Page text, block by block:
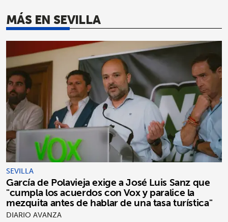
MÁS EN SEVILLA
SEVILLA
García de Polavieja exige a José Luis Sanz que
"cumpla los acuerdos con Vox y paralice la
mezquita antes de hablar de una tasa turística"
DIARIO AVANZA